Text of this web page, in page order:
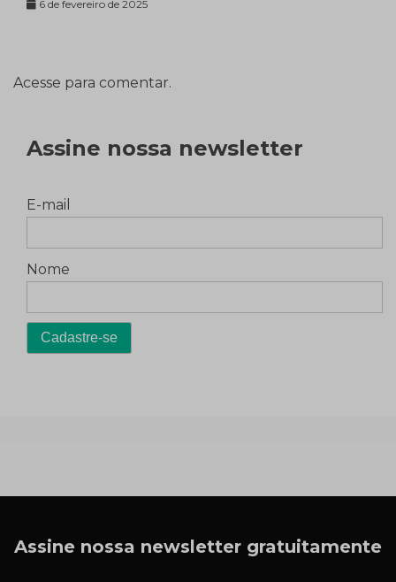
6 de fevereiro de 2025
Acesse para comentar.
Assine nossa newsletter
E-mail
Nome
Assine nossa newsletter gratuitamente